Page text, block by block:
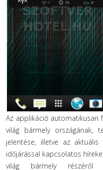
Az applikáció automatikusan
világ bármely országának,
jelentése, illetve az aktuális
időjárással kapcsolatos
világ bármely részéről